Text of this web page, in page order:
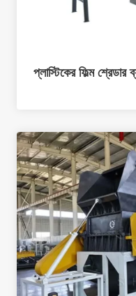
প্লাস্টিকের ফিল্ম শ্রেডার